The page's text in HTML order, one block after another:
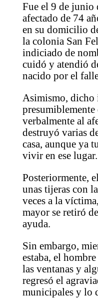
Fue el 9 de junio
afectado de 74
en su domicilio
la colonia San
indiciado de
cuidó y atendió
nacido por el
Asimismo,
verbalmente al
destruyó varias
casa, aunque ya
vivir en ese lugar.
Posteriormente,
unas tijeras con
veces a la
mayor se retiró
ayuda.
Sin embargo,
estaba, el
las ventanas y
regresó el
municipales y lo